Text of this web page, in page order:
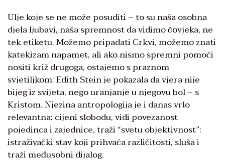
Ulje koje se ne može posuditi – to su naša osobna
djela ljubavi, naša spremnost da vidimo čovjeka, ne
tek etiketu. Možemo pripadati Crkvi, možemo znati
katekizam napamet, ali ako nismo spremni pomoći
nositi križ drugoga, ostajemo s praznom
svjetiljkom. Edith Stein je pokazala da vjera nije
bijeg iz svijeta, nego uranjanje u njegovu bol – s
Kristom. Njezina antropologija je i danas vrlo
relevantna: cijeni slobodu, vidi povezanost
pojedinca i zajednice, traži “svetu objektivnost”:
istraživački stav koji prihvaća različitosti, sluša i
traži međusobni dijalog.